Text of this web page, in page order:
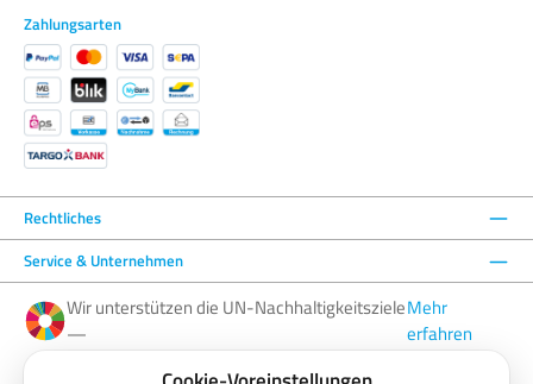
Zahlungsarten
Rechtliches
Service & Unternehmen
Wir unterstützen die UN-Nachhaltigkeitsziele
—
Mehr
erfahren